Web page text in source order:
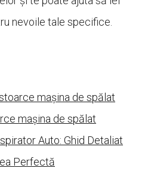
nevoile tale specifice.
mașina de spălat
mașina de spălat
Auto: Ghid Detaliat
Perfectă